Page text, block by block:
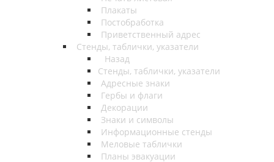
Плакаты
Постобработка
Приветственный адрес
Стенды, таблички, указатели
Назад
Стенды, таблички, указатели
Адресные знаки
Гербы и флаги
Декорации
Знаки и символы
Информационные стенды
Меловые таблички
Планы эвакуации